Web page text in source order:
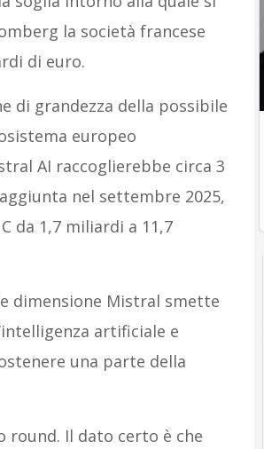
la società francese
di euro.
di grandezza della possibile
europeo
AI raccoglierebbe circa 3
nel settembre 2025,
da 1,7 miliardi a 11,7
dimensione Mistral smette
artificiale e
una parte della
round. Il dato certo è che